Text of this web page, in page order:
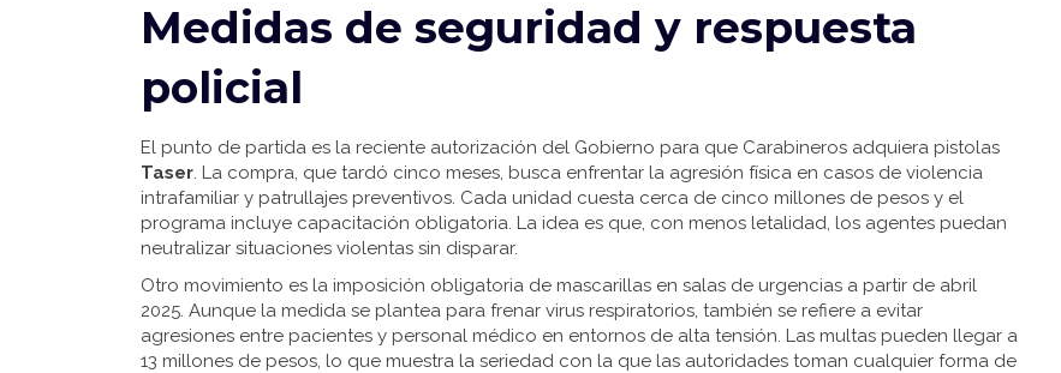
Medidas de seguridad y respuesta
policial
El punto de partida es la reciente autorización del Gobierno para que Carabineros adquiera pistolas
Taser. La compra, que tardó cinco meses, busca enfrentar la agresión física en casos de violencia
intrafamiliar y patrullajes preventivos. Cada unidad cuesta cerca de cinco millones de pesos y el
programa incluye capacitación obligatoria. La idea es que, con menos letalidad, los agentes puedan
neutralizar situaciones violentas sin disparar.
Otro movimiento es la imposición obligatoria de mascarillas en salas de urgencias a partir de abril
2025. Aunque la medida se plantea para frenar virus respiratorios, también se refiere a evitar
agresiones entre pacientes y personal médico en entornos de alta tensión. Las multas pueden llegar a
13 millones de pesos, lo que muestra la seriedad con la que las autoridades toman cualquier forma de